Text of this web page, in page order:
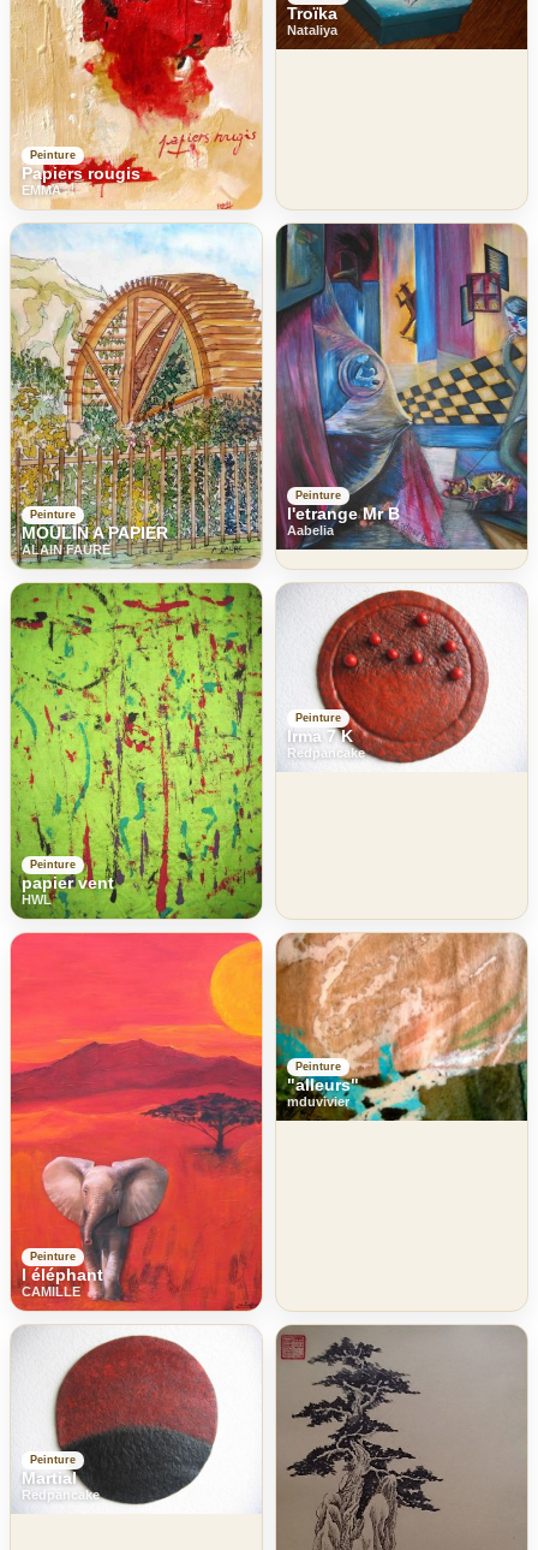
Peinture
Papiers rougis
EMMA
Troïka
Nataliya
Peinture
MOULIN A PAPIER
ALAIN FAURE
Peinture
l'etrange Mr B
Aabelia
Peinture
papier vent
HWL
Peinture
Irma 7 K
Redpancake
Peinture
l éléphant
CAMILLE
Peinture
"alleurs"
mduvivier
Peinture
Martial
Redpancake